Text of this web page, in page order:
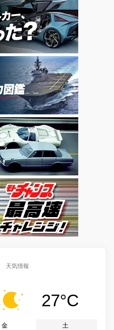
天気情報
27°C
金 土